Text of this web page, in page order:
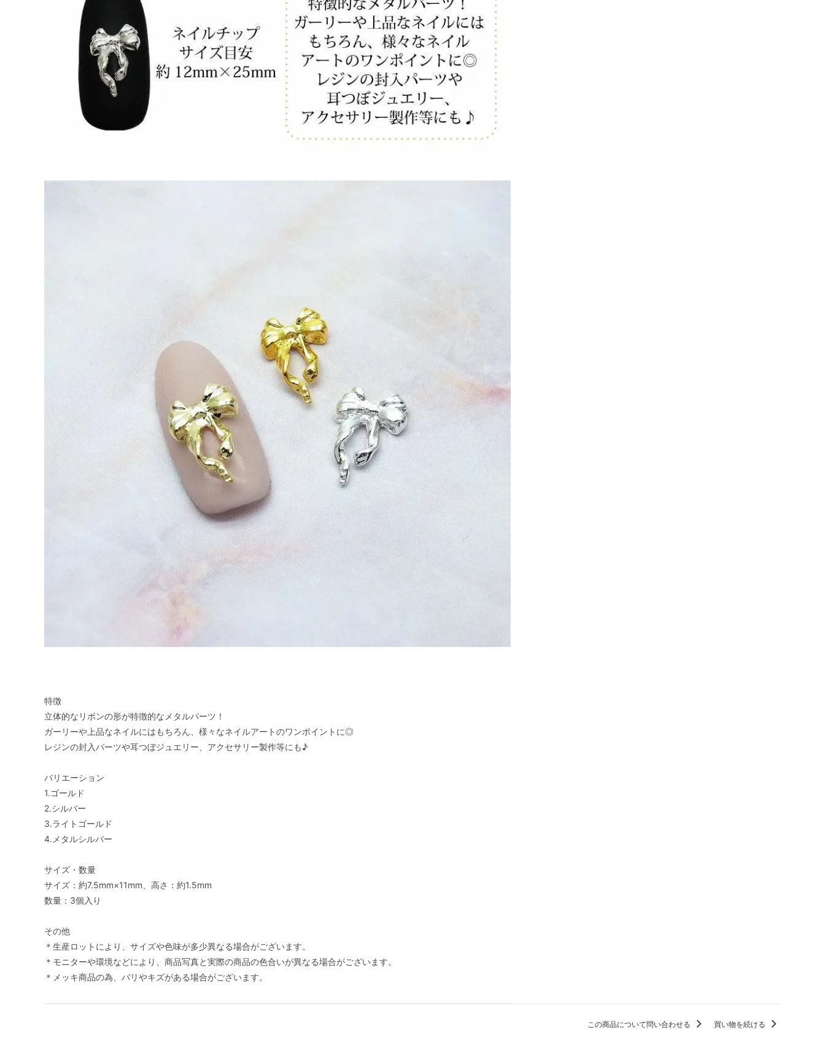
特徴
立体的なリボンの形が特徴的なメタルパーツ！
ガーリーや上品なネイルにはもちろん、様々なネイルアートのワンポイントに◎
レジンの封入パーツや耳つぼジュエリー、アクセサリー製作等にも♪
バリエーション
1.ゴールド
2.シルバー
3.ライトゴールド
4.メタルシルバー
サイズ・数量
サイズ：約7.5mm×11mm、高さ：約1.5mm
数量：3個入り
その他
＊生産ロットにより、サイズや色味が多少異なる場合がございます。
＊モニターや環境などにより、商品写真と実際の商品の色合いが異なる場合がございます。
＊メッキ商品の為、バリやキズがある場合がございます。
この商品について問い合わせる 買い物を続ける